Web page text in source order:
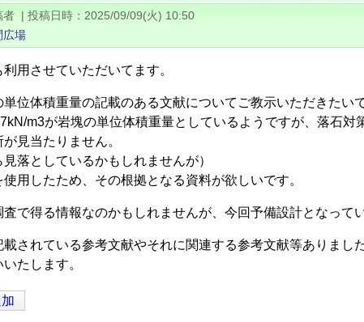
者 | 投稿日時
2025/09/09(火) 10:50
広場
利用させていただいてます。
単位体積重量の記載のある文献についてご教示いただきたい
m3が岩塊の単位体積重量としているようですが、落石
見当たりません。
見落としているかもしれませんが）
用したため、その根拠となる資料が欲しいです。
で得る情報なのかもしれませんが、今回予備設計となって
載されている参考文献やそれに関連する参考文献等ありまし
たします。